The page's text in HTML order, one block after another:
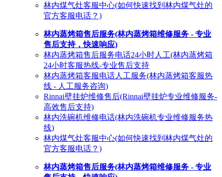
林内煤气灶客服中心(如何快速找到林内煤气灶的
官方客服电话？)
林内蒸烤箱售后服务(林内蒸烤箱维修服务 - 专业
售后支持，快速响应)
林内蒸烤箱售后服务电话24小时人工(林内蒸烤箱
24小时客服热线-专业售后支持
林内蒸烤箱客服电话人工服务(林内蒸烤箱客服热
线 - 人工服务咨询)
Rinnai壁挂炉维修售后(Rinnai壁挂炉专业维修服务-
高效售后支持)
林内洗碗机维修电话(林内洗碗机专业维修服务热
线)
林内煤气灶客服中心(如何快速找到林内煤气灶的
官方客服电话？)
林内蒸烤箱售后服务(林内蒸烤箱维修服务 - 专业